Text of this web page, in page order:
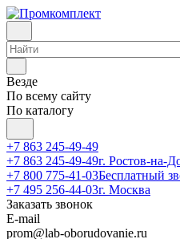
Везде
По всему сайту
По каталогу
+7 863 245-49-49
+7 863 245-49-49г. Ростов-на-
+7 800 775-41-03Бесплатный
+7 495 256-44-03г. Москва
Заказать звонок
E-mail
prom@lab-oborudovanie.ru